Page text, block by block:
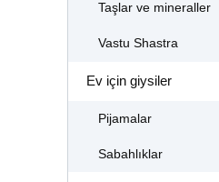
Taşlar ve mineraller
Vastu Shastra
Ev için giysiler
Pijamalar
Sabahlıklar